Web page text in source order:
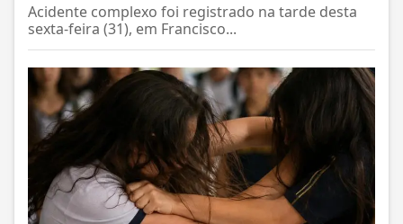
Acidente complexo foi registrado na tarde desta
sexta-feira (31), em Francisco...